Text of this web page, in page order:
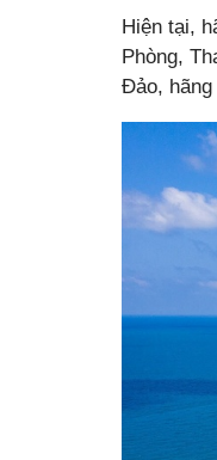
Hiện tại,
Phòng,
Đảo,